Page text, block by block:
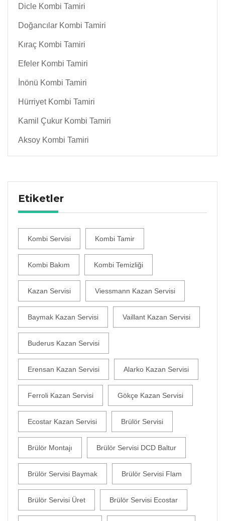
Dicle Kombi Tamiri
Doğancılar Kombi Tamiri
Kıraç Kombi Tamiri
Efeler Kombi Tamiri
İnönü Kombi Tamiri
Hürriyet Kombi Tamiri
Kamil Çukur Kombi Tamiri
Aksoy Kombi Tamiri
Etiketler
Kombi Servisi Kombi Tamir
Kombi Bakım Kombi Temizliği
Kazan Servisi Viessmann Kazan Servisi
Baymak Kazan Servisi Vaillant Kazan Servisi
Buderus Kazan Servisi
Erensan Kazan Servisi Alarko Kazan Servisi
Ferroli Kazan Servisi Gökçe Kazan Servisi
Ecostar Kazan Servisi Brülör Servisi
Brülör Montajı Brülör Servisi DCD Baltur
Brülör Servisi Baymak Brülör Servisi Flam
Brülör Servisi Üret Brülör Servisi Ecostar